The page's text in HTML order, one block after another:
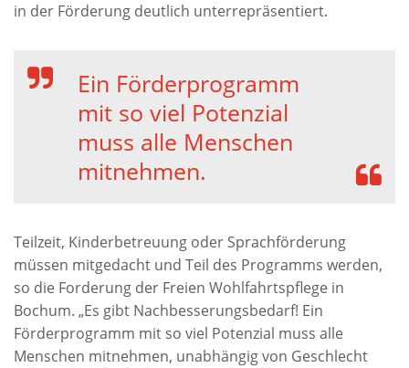
in der Förderung deutlich unterrepräsentiert.
Ein Förderprogramm
mit so viel Potenzial
muss alle Menschen
mitnehmen.
Teilzeit, Kinderbetreuung oder Sprachförderung
müssen mitgedacht und Teil des Programms werden,
so die Forderung der Freien Wohlfahrtspflege in
Bochum. „Es gibt Nachbesserungsbedarf! Ein
Förderprogramm mit so viel Potenzial muss alle
Menschen mitnehmen, unabhängig von Geschlecht